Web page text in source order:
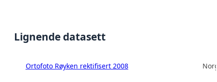
Lignende datasett
Ortofoto Røyken rektifisert 2008